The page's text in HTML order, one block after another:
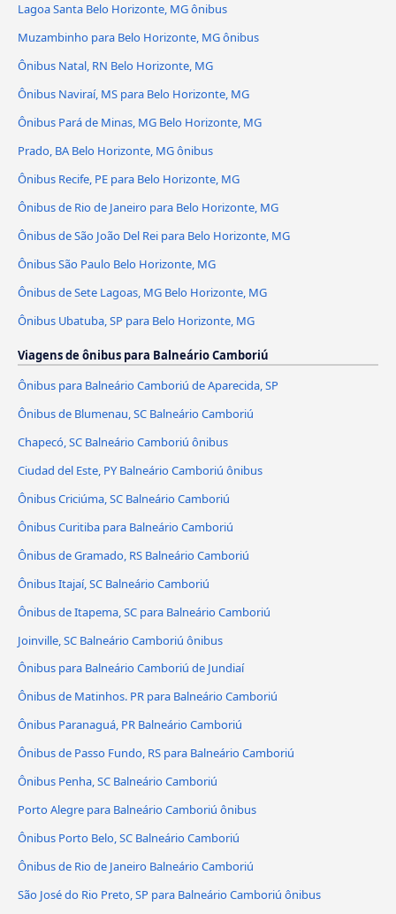
Lagoa Santa Belo Horizonte, MG ônibus
Muzambinho para Belo Horizonte, MG ônibus
Ônibus Natal, RN Belo Horizonte, MG
Ônibus Naviraí, MS para Belo Horizonte, MG
Ônibus Pará de Minas, MG Belo Horizonte, MG
Prado, BA Belo Horizonte, MG ônibus
Ônibus Recife, PE para Belo Horizonte, MG
Ônibus de Rio de Janeiro para Belo Horizonte, MG
Ônibus de São João Del Rei para Belo Horizonte, MG
Ônibus São Paulo Belo Horizonte, MG
Ônibus de Sete Lagoas, MG Belo Horizonte, MG
Ônibus Ubatuba, SP para Belo Horizonte, MG
Viagens de ônibus para Balneário Camboriú
Ônibus para Balneário Camboriú de Aparecida, SP
Ônibus de Blumenau, SC Balneário Camboriú
Chapecó, SC Balneário Camboriú ônibus
Ciudad del Este, PY Balneário Camboriú ônibus
Ônibus Criciúma, SC Balneário Camboriú
Ônibus Curitiba para Balneário Camboriú
Ônibus de Gramado, RS Balneário Camboriú
Ônibus Itajaí, SC Balneário Camboriú
Ônibus de Itapema, SC para Balneário Camboriú
Joinville, SC Balneário Camboriú ônibus
Ônibus para Balneário Camboriú de Jundiaí
Ônibus de Matinhos. PR para Balneário Camboriú
Ônibus Paranaguá, PR Balneário Camboriú
Ônibus de Passo Fundo, RS para Balneário Camboriú
Ônibus Penha, SC Balneário Camboriú
Porto Alegre para Balneário Camboriú ônibus
Ônibus Porto Belo, SC Balneário Camboriú
Ônibus de Rio de Janeiro Balneário Camboriú
São José do Rio Preto, SP para Balneário Camboriú ônibus